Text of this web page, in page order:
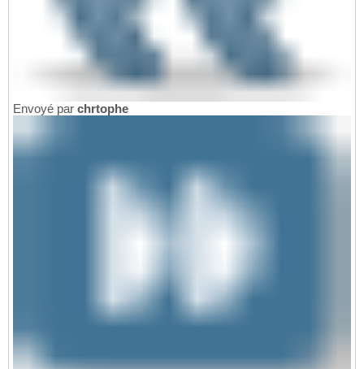
Envoyé par chrtophe